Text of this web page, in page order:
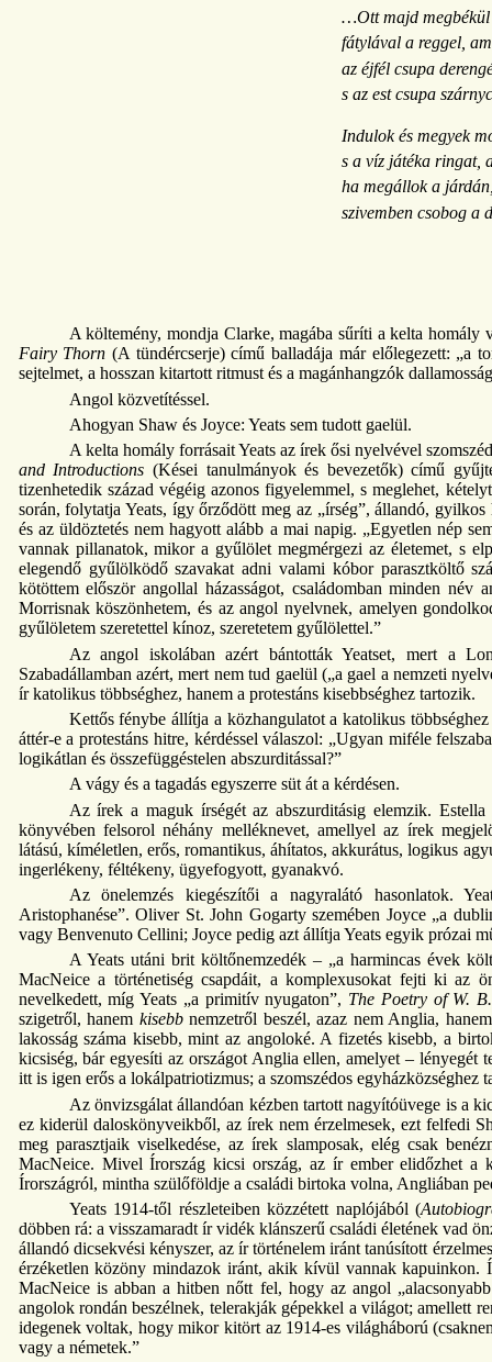
…Ott majd megbékül
fátylával a reggel,
az éjfél csupa
s az est csupa
Indulok és megyek
s a víz játéka ringat,
ha megállok a
szivemben csobog a
A költemény, mondja Clarke, magába sűríti a kelta homály
Fairy Thorn (A tündércserje) című balladája már előlegezett: „a
sejtelmet, a hosszan kitartott ritmust és a magánhangzók
Angol közvetítéssel.
Ahogyan Shaw és Joyce: Yeats sem tudott gaelül.
A kelta homály forrásait Yeats az írek ősi nyelvével
and Introductions (Kései tanulmányok és bevezetők) című
tizenhetedik század végéig azonos figyelemmel, s meglehet,
során, folytatja Yeats, így őrződött meg az „írség”, állandó,
és az üldöztetés nem hagyott alább a mai napig. „Egyetlen nép
vannak pillanatok, mikor a gyűlölet megmérgezi az életemet, s
elegendő gyűlölködő szavakat adni valami kóbor parasztköltő
kötöttem először angollal házasságot, családomban minden név
Morrisnak köszönhetem, és az angol nyelvnek, amelyen
gyűlöletem szeretettel kínoz, szeretetem gyűlölettel.”
Az angol iskolában azért bántották Yeatset, mert a
Szabadállamban azért, mert nem tud gaelül („a gael a nemzeti
ír katolikus többséghez, hanem a protestáns kisebbséghez tartozik.
Kettős fénybe állítja a közhangulatot a katolikus
áttér-e a protestáns hitre, kérdéssel válaszol: „Ugyan miféle
logikátlan és összefüggéstelen abszurditással?”
A vágy és a tagadás egyszerre süt át a kérdésen.
Az írek a maguk írségét az abszurditásig elemzik.
könyvében felsorol néhány melléknevet, amellyel az írek
látású, kíméletlen, erős, romantikus, áhítatos, akkurátus, logikus
ingerlékeny, féltékeny, ügyefogyott, gyanakvó.
Az önelemzés kiegészítői a nagyralátó hasonlatok.
Aristophanése”. Oliver St. John Gogarty szemében Joyce „a
vagy Benvenuto Cellini; Joyce pedig azt állítja Yeats egyik prózai
A Yeats utáni brit költőnemzedék – „a harmincas évek
MacNeice a történetiség csapdáit, a komplexusokat fejti ki az
nevelkedett, míg Yeats „a primitív nyugaton”, The Poetry of W.
szigetről, hanem kisebbnemzetről beszél, azaz nem Anglia,
lakosság száma kisebb, mint az angoloké. A fizetés kisebb, a
kicsiség, bár egyesíti az országot Anglia ellen, amelyet – lényegét
itt is igen erős a lokálpatriotizmus; a szomszédos egyházközséghez
Az önvizsgálat állandóan kézben tartott nagyítóüvege is a
ez kiderül daloskönyveikből, az írek nem érzelmesek, ezt felfedi
meg parasztjaik viselkedése, az írek slamposak, elég csak
MacNeice. Mivel Írország kicsi ország, az ír ember elidőzhet a
Írországról, mintha szülőföldje a családi birtoka volna, Angliában
Yeats 1914-től részleteiben közzétett naplójából (
döbben rá: a visszamaradt ír vidék klánszerű családi életének vad
állandó dicsekvési kényszer, az ír történelem iránt tanúsított
érzéketlen közöny mindazok iránt, akik kívül vannak kapuinkon.
MacNeice is abban a hitben nőtt fel, hogy az angol
angolok rondán beszélnek, telerakják gépekkel a világot; amellett
idegenek voltak, hogy mikor kitört az 1914-es világháború
vagy a németek.”